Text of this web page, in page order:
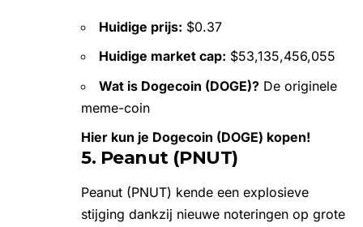
Huidige prijs: $0.37
Huidige market cap: $53,135,456,055
Wat is Dogecoin (DOGE)? De originele
meme-coin
Hier kun je Dogecoin (DOGE) kopen!
5. Peanut (PNUT)
Peanut (PNUT) kende een explosieve
stijging dankzij nieuwe noteringen op grote